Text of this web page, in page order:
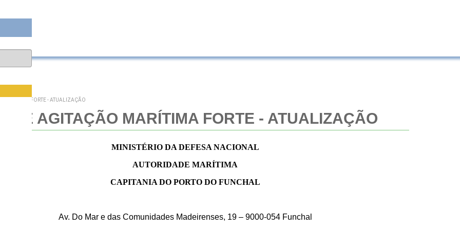
MARÍTIMA FORTE - ATUALIZAÇÃO
DE AGITAÇÃO MARÍTIMA FORTE - ATUALIZAÇÃO
MINISTÉRIO DA DEFESA NACIONAL
AUTORIDADE MARÍTIMA
CAPITANIA DO PORTO DO FUNCHAL
Av. Do Mar e das Comunidades Madeirenses, 19 – 9000-054 Funchal